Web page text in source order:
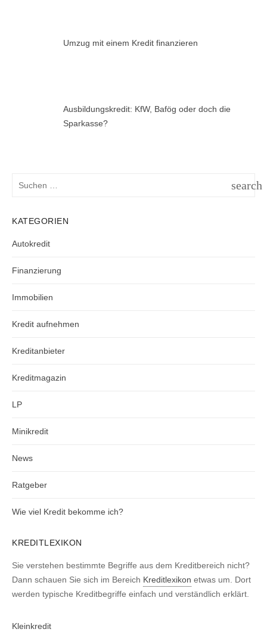
Umzug mit einem Kredit finanzieren
Ausbildungskredit: KfW, Bafög oder doch die
Sparkasse?
search
KATEGORIEN
Autokredit
Finanzierung
Immobilien
Kredit aufnehmen
Kreditanbieter
Kreditmagazin
LP
Minikredit
News
Ratgeber
Wie viel Kredit bekomme ich?
KREDITLEXIKON
Sie verstehen bestimmte Begriffe aus dem Kreditbereich nicht?
Dann schauen Sie sich im Bereich Kreditlexikon etwas um. Dort
werden typische Kreditbegriffe einfach und verständlich erklärt.
Kleinkredit